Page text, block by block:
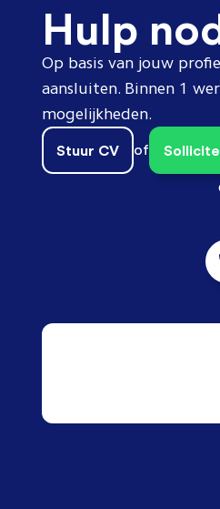
Hulp
Op basis van jouw
aansluiten. Binnen 1
mogelijkheden.
Stuur CV of